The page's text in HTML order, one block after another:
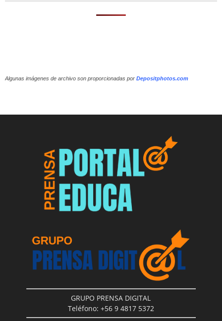
Algunas imágenes de archivo son proporcionadas por Depositphotos.com
GRUPO PRENSA DIGITAL
Teléfono: +56 9 4817 5372